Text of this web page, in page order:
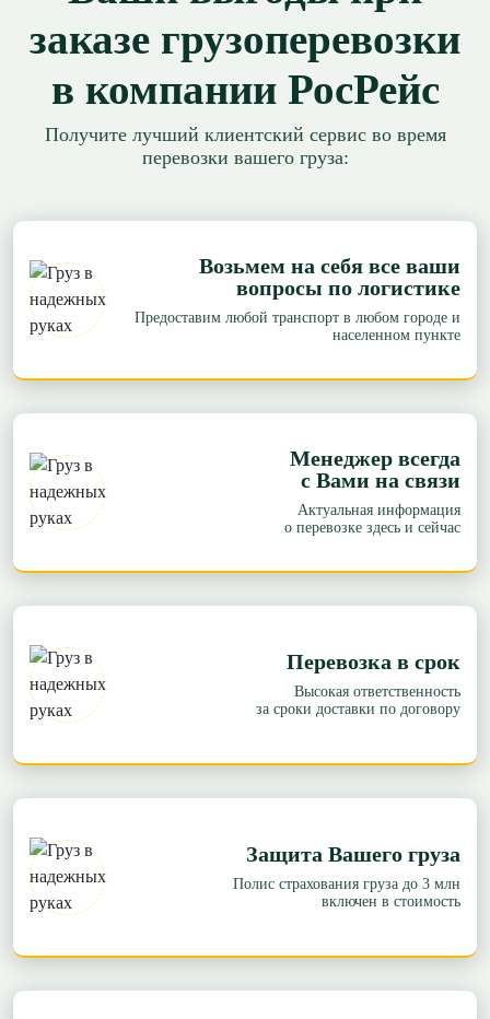
заказе грузоперевозки
в компании РосРейс
Получите лучший клиентский сервис во время
перевозки вашего груза:
Возьмем на себя все ваши
вопросы по логистике
Предоставим любой транспорт в любом городе и
населенном пункте
Менеджер всегда
с Вами на связи
Актуальная информация
о перевозке здесь и сейчас
Перевозка в срок
Высокая ответственность
за сроки доставки по договору
Защита Вашего груза
Полис страхования груза до 3 млн
включен в стоимость